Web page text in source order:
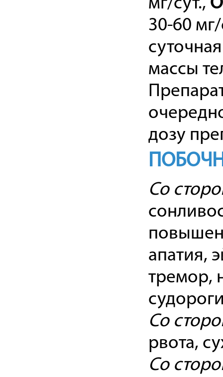
30-60
массы
дозу
Со
апатия,
тремор,
Со
рвота,
Со